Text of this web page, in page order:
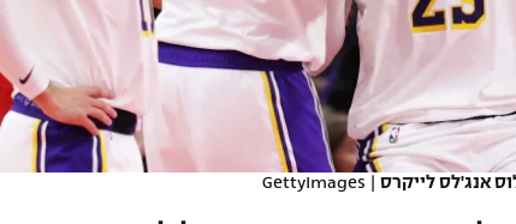
אנג'לס לייקרס |
GettyImages